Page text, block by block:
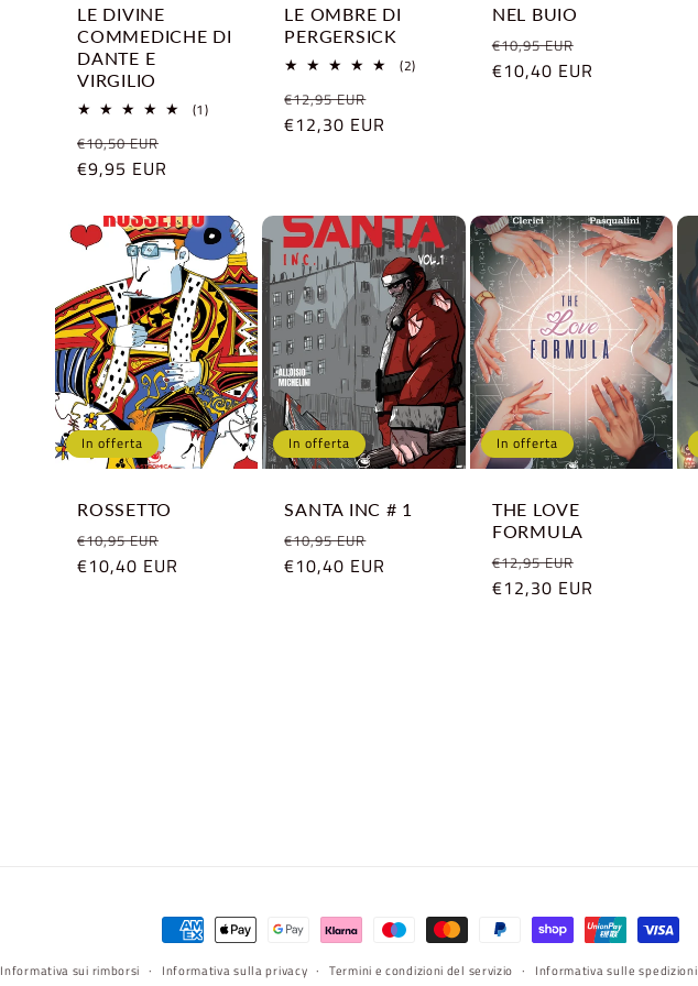
LE DIVINE
COMMEDICHE DI
DANTE E
VIRGILIO
(1)1
Prezzo
di
€10,50 EUR
€9,95 EUR
LE OMBRE DI
PERGERSICK
(2)
Prezzo
di
€12,95 EUR
scontato
€12,30 EUR
NEL BUIO
Prezzo
di
€10,95 EUR
scontato
€10,40 EUR
In offerta
ROSSETTO
Prezzo
di
€10,95 EUR
scontato
€10,40 EUR
In offerta
SANTA INC # 1
Prezzo
di
€10,95 EUR
scontato
€10,40 EUR
In offerta
THE LOVE
FORMULA
Prezzo
di
€12,95 EUR
scontato
€12,30 EUR
Metodi
di
Informativa sui rimborsi Informativa sulla privacy Termini e condizioni del servizio Informativa sulle spedizioni